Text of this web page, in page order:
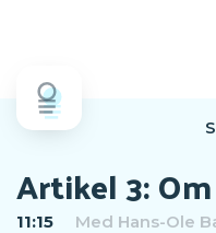
Artikel 3:
11:15 Med Hans-Ole